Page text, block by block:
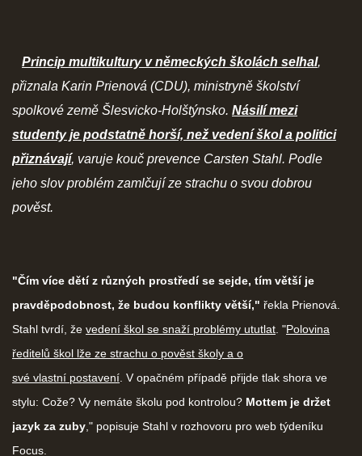
Princip multikultury v německých školách selhal,
přiznala Karin Prienová (CDU), ministryně školství
spolkové země Šlesvicko-Holštýnsko. Násilí mezi
studenty je podstatně horší, než vedení škol a politici
přiznávají, varuje kouč prevence Carsten Stahl. Podle
jeho slov problém zamlčují ze strachu o svou dobrou
pověst.
"Čím více dětí z různých prostředí se sejde, tím větší je
pravděpodobnost, že budou konflikty větší," řekla Prienová.
Stahl tvrdí, že vedení škol se snaží problémy ututlat . "Polovina
ředitelů škol lže ze strachu o pověst školy a o
své vlastní postavení . V opačném případě přijde tlak shora ve
stylu: Cože? Vy nemáte školu pod kontrolou? Mottem je držet
jazyk za zuby ," popisuje Stahl v rozhovoru pro web týdeníku
Focus.